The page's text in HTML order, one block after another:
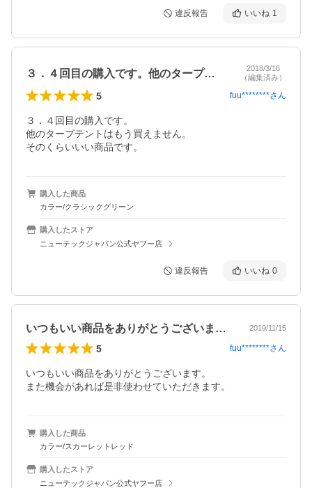
違反報告 いいね 1
３．４回目の購入です。他のタープテント…
2018/3/16
（編集済み）
5 fuu********さん
３．４回目の購入です。
他のタープテントはもう買えません。
そのくらいいい商品です。
購入した商品
カラー/クラシックグリーン
購入したストア
ニューテックジャパン公式ヤフー店
違反報告 いいね 0
いつもいい商品をありがとうございます。… 2019/11/15
5 fuu********さん
いつもいい商品をありがとうございます。
また機会があれば是非使わせていただきます。
購入した商品
カラー/スカーレットレッド
購入したストア
ニューテックジャパン公式ヤフー店